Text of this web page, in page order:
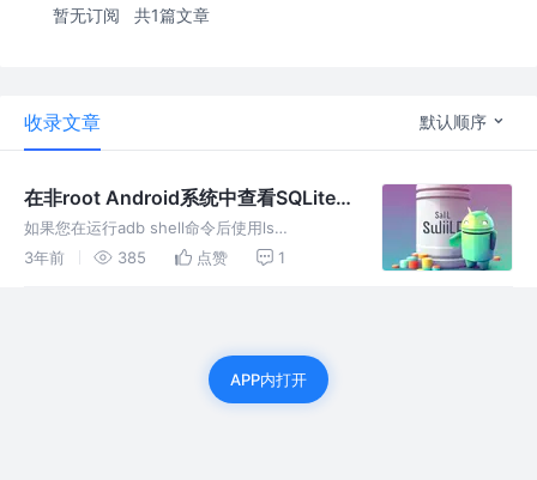
暂无订阅 共1篇文章
收录文章 默认顺序
在非root Android系统中查看SQLite
数据库
如果您在运行adb shell命令后使用ls
/data/data/命令查看应用数据库路径，您可能
3年前 385 点赞 1
APP内打开